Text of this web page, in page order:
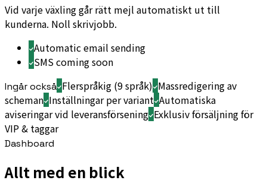
Vid varje växling går rätt mejl automatiskt ut till
kunderna. Noll skrivjobb.
Automatic email sending
SMS coming soon
Ingår också Flerspråkig (9 språk) Massredigering av
scheman Inställningar per variant Automatiska
aviseringar vid leveransförsening Exklusiv försäljning för
VIP & taggar
Dashboard
Allt med en blick